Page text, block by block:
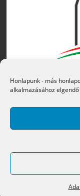
Honlapunk - más
alkalmazásához